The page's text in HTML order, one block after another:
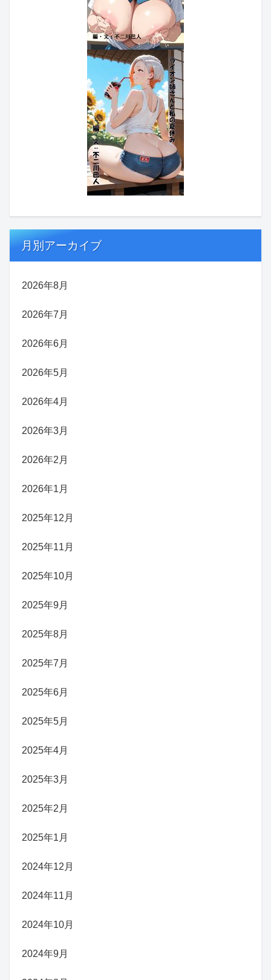
月別アーカイブ
2026年8月
2026年7月
2026年6月
2026年5月
2026年4月
2026年3月
2026年2月
2026年1月
2025年12月
2025年11月
2025年10月
2025年9月
2025年8月
2025年7月
2025年6月
2025年5月
2025年4月
2025年3月
2025年2月
2025年1月
2024年12月
2024年11月
2024年10月
2024年9月